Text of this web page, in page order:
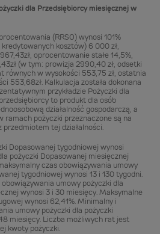
dla Przedsiębiorcy miesięcznej w
(RRSO) wynosi 101%
kosztów) 6 000 zł,
oprocentowanie stałe 14,5%,
(w tym: prowizja 2990,40 zł, odsetki
równych w wysokości 553,75 zł, ostatnia
553,68zł. Kalkulacja została dokonana
przykładzie Pożyczki dla
to produkt dla osób
działalność gospodarczą, a
pożyczki przeznaczone są na
przedmiotem tej działalności.
Dopasowanej tygodniowej wynosi
pożyczki Dopasowanej miesięcznej
czas obowiązywania umowy
tygodniowej wynosi 13 i 130 tygodni.
umowy pożyczki dla
wynosi 3 i 30 miesięcy. Maksymalne
wynosi 62,41%. Minimalny i
umowy pożyczki dla pożyczki
miesięcy. Liczba możliwych rat jest
kwoty pożyczki.